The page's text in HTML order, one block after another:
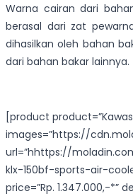
Warna cairan dari
berasal dari zat
dihasilkan oleh bahan
dari bahan bakar lainnya.
[product
images=”https://
url=”hhttps://
klx-150bf-sports-air-
price=”Rp. 1.347.000,-*”